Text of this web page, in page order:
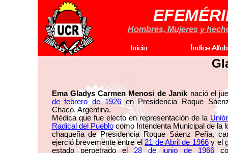
Hombres, Mujeres y
Ema Gladys Carmen Menosi de Janik nació el
de febrero de 1926en Presidencia Roque
Chaco, Argentina.
Médica que fue electo en representación de la
Radical del Pueblocomo Intendenta Municipal de la
chaqueña de Presidencia Roque Sáenz Peña,
ejerció brevemente entre el 21 de Abril de 1966y el
estado perpetrado el28 de junio de 1966